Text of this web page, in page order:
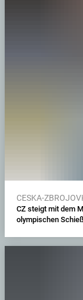
CESKA-
CZ steigt mit dem
olympischen